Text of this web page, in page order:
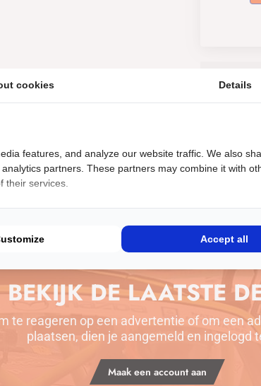
Er
terecht
Tevens
voor
BEKIJK DE LAATSTE
te reageren op een advertentie of om een
plaatsen, dien je aangemeld en ingelogd
Maak een account aan
cookies Details
features, and analyze our website traffic. We also
partners. These partners may combine it with
their services.
Accept all